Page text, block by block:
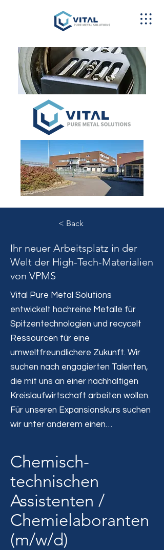
< Back
Ihr neuer Arbeitsplatz in der
Welt der High-Tech-Materialien
von VPMS
Vital Pure Metal Solutions
entwickelt hochreine Metalle für
Spitzentechnologien und recycelt
Ressourcen für eine
umweltfreundlichere Zukunft. Wir
suchen nach engagierten Talenten,
die mit uns an einer nachhaltigen
Kreislaufwirtschaft arbeiten wollen.
Für unseren Expansionskurs suchen
wir unter anderem einen…
Chemisch-
technischen
Assistenten /
Chemielaboranten
(m/w/d)